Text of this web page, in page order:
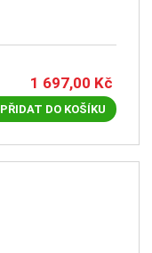
1 697,00 Kč
PŘIDAT DO KOŠÍKU